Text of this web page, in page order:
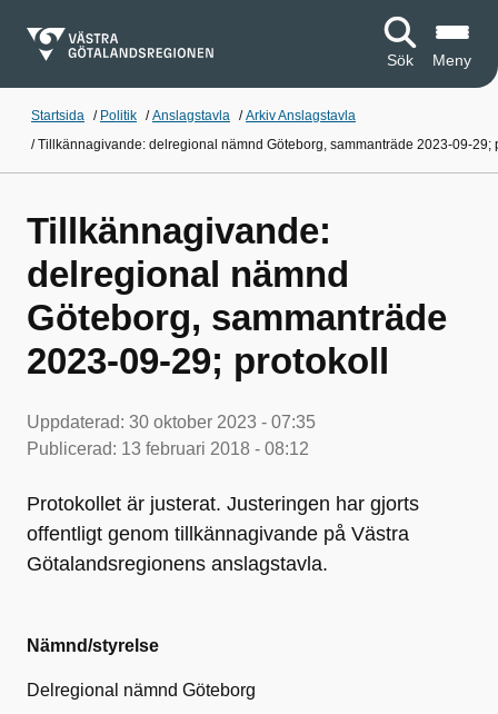
Sök Meny
Startsida / Politik /Anslagstavla /Arkiv Anslagstavla
/Tillkännagivande: delregional nämnd Göteborg, sammanträde 2023-09-29;
Tillkännagivande:
delregional nämnd
Göteborg, sammanträde
2023-09-29; protokoll
Uppdaterad: 30 oktober 2023 - 07:35
Publicerad: 13 februari 2018 - 08:12
Protokollet är justerat. Justeringen har gjorts
offentligt genom tillkännagivande på Västra
Götalandsregionens anslagstavla.
Nämnd/styrelse
Delregional nämnd Göteborg